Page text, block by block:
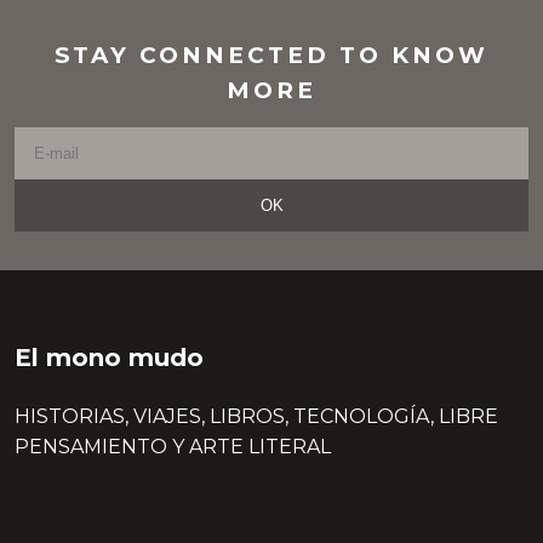
STAY CONNECTED TO KNOW
MORE
OK
El mono mudo
HISTORIAS, VIAJES, LIBROS, TECNOLOGÍA, LIBRE
PENSAMIENTO Y ARTE LITERAL